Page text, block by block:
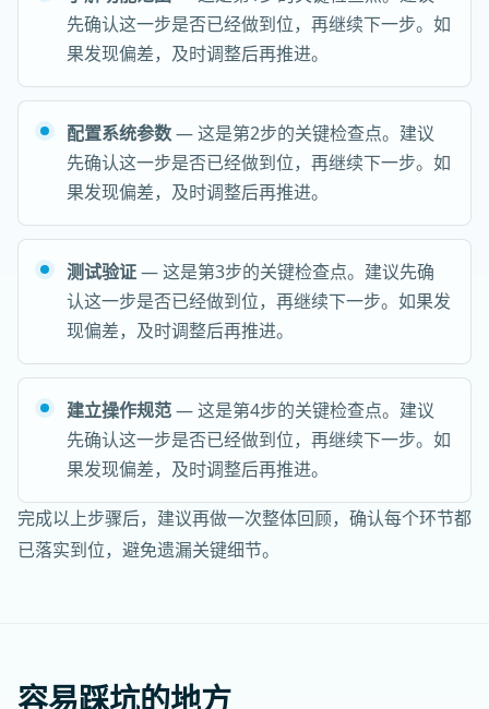
先确认这一步是否已经做到位，再继续下一步。如
果发现偏差，及时调整后再推进。
配置系统参数— 这是第2步的关键检查点。建议
先确认这一步是否已经做到位，再继续下一步。如
果发现偏差，及时调整后再推进。
测试验证— 这是第3步的关键检查点。建议先确
认这一步是否已经做到位，再继续下一步。如果发
现偏差，及时调整后再推进。
建立操作规范— 这是第4步的关键检查点。建议
先确认这一步是否已经做到位，再继续下一步。如
果发现偏差，及时调整后再推进。
完成以上步骤后，建议再做一次整体回顾，确认每个环节都
已落实到位，避免遗漏关键细节。
容易踩坑的地方